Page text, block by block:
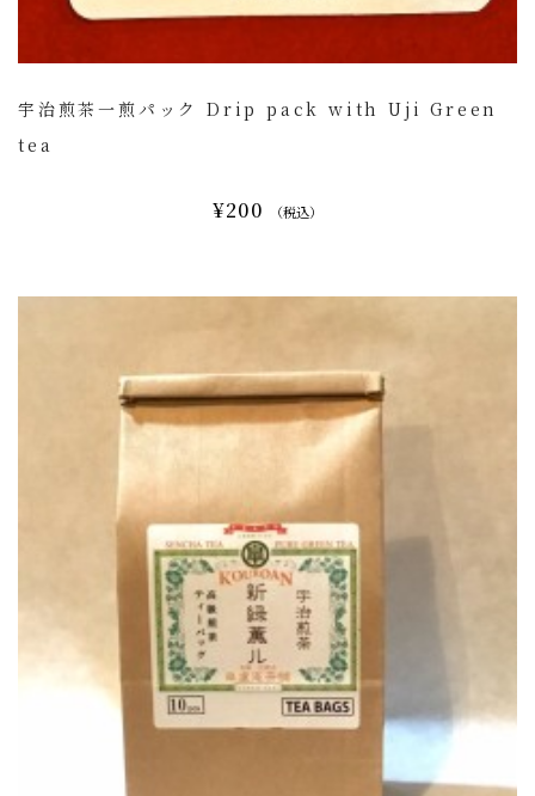
宇治煎茶一煎パック Drip pack with Uji Green
tea
¥200 （税込）